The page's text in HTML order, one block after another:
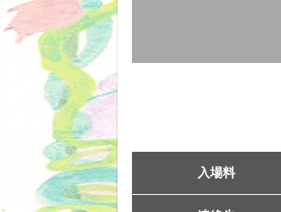
入場料